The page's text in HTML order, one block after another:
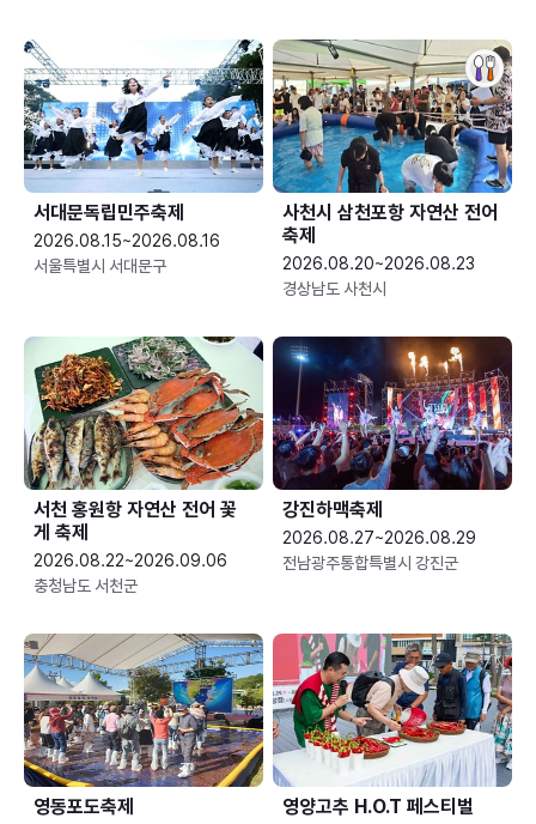
서대문독립민주축제
2026.08.15~2026.08.16
서울특별시 서대문구
사천시 삼천포항 자연산 전어
축제
2026.08.20~2026.08.23
경상남도 사천시
서천 홍원항 자연산 전어 꽃
게 축제
2026.08.22~2026.09.06
충청남도 서천군
강진하맥축제
2026.08.27~2026.08.29
전남광주통합특별시 강진군
영동포도축제 영양고추 H.O.T 페스티벌